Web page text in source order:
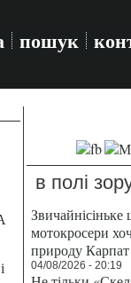
пошук
в полі
мотокросери
природу Карпат
04/08/2026 - 20:19